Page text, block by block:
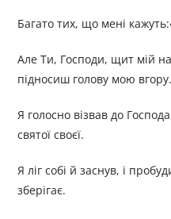
Багато тих, що мені
Але Ти, Господи, щит мій
підносиш голову мою вгору.
Я голосно візвав до
святої своєї.
Я ліг собі й заснув, і
зберігає.